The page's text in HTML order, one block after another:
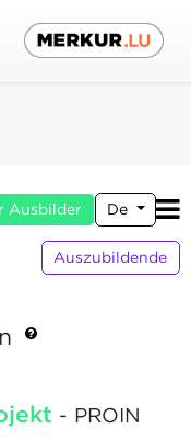
Ausbilder De
Auszubildende
- PROIN